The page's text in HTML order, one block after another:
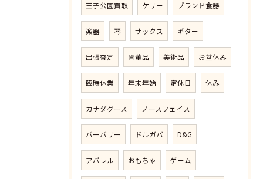
王子公園買取 ケリー ブランド食器
楽器 琴 サックス ギター
出張査定 骨董品 美術品 お盆休み
臨時休業 年末年始 定休日 休み
カナダグース ノースフェイス
バーバリー ドルガバ D&G
アパレル おもちゃ ゲーム